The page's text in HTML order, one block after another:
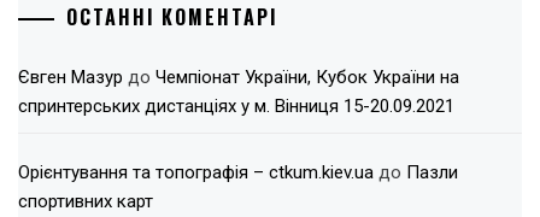
ОСТАННІ КОМЕНТАРІ
Євген Мазур до Чемпіонат України, Кубок України на
спринтерських дистанціях у м. Вінниця 15-20.09.2021
Орієнтування та топографія – ctkum.kiev.ua до Пазли
спортивних карт